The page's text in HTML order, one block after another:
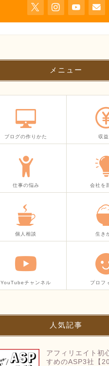
メニュー
ブログの作りかた 収
仕事の悩み 会社を
個人相談 生き
YouTubeチャンネル プロフ
人気記事
アフィリエイト初
すめのASP3社【